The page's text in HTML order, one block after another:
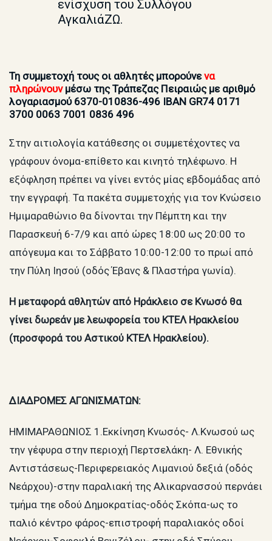
ενίσχυση του Συλλόγου
ΑγκαλιάΖΩ.
Τη συμμετοχή τους οι αθλητές μπορούνενα
πληρώνουνμέσω της Τράπεζας Πειραιώς με αριθμό
λογαριασμού 6370-010836-496 ΙΒΑΝ GR74 0171
3700 0063 7001 0836 496
Στην αιτιολογία κατάθεσης οι συμμετέχοντες να
γράφουν όνομα-επίθετο και κινητό τηλέφωνο. Η
εξόφληση πρέπει να γίνει εντός μίας εβδομάδας από
την εγγραφή. Τα πακέτα συμμετοχής για τον Κνώσειο
Ημιμαραθώνιο θα δίνονται την Πέμπτη και την
Παρασκευή 6-7/9 και από ώρες 18:00 ως 20:00 το
απόγευμα και το Σάββατο 10:00-12:00 το πρωί από
την Πύλη Ιησού (οδός Έβανς & Πλαστήρα γωνία).
Η μεταφορά αθλητών από Ηράκλειο σε Κνωσό θα
γίνει δωρεάν με λεωφορεία του ΚΤΕΛ Ηρακλείου
(προσφορά του Αστικού ΚΤΕΛ Ηρακλείου).
ΔΙΑΔΡΟΜΕΣ ΑΓΩΝΙΣΜΑΤΩΝ:
ΗΜΙΜΑΡΑΘΩΝΙΟΣ 1.Εκκίνηση Κνωσός- Λ.Κνωσού ως
την γέφυρα στην περιοχή Περτσελάκη- Λ. Εθνικής
Αντιστάσεως-Περιφερειακός Λιμανιού δεξιά (οδός
Νεάρχου)-στην παραλιακή της Αλικαρνασσού περνάει
τμήμα τηε οδού Δημοκρατίας-οδός Σκόπα-ως το
παλιό κέντρο φάρος-επιστροφή παραλιακός οδοί